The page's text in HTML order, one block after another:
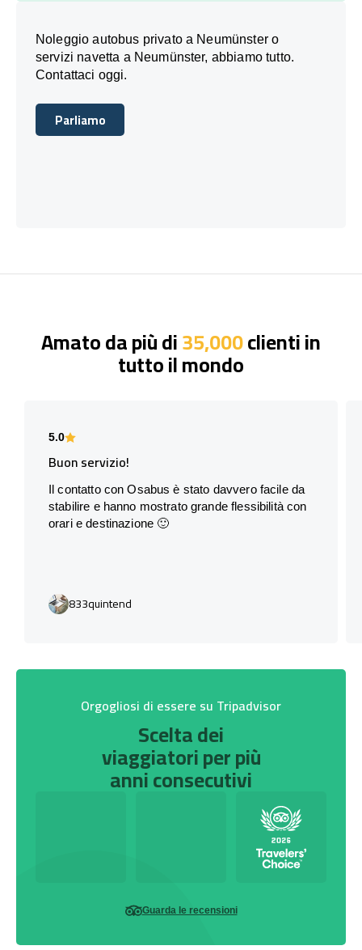
Noleggio autobus privato a Neumünster o
servizi navetta a Neumünster, abbiamo tutto.
Contattaci oggi.
Parliamo
Parliamo
Amato da più di35,000clienti in
tutto il mondo
5.0
Buon servizio!
Il contatto con Osabus è stato davvero facile da
stabilire e hanno mostrato grande flessibilità con
orari e destinazione 🙂
833quintend
Orgogliosi di essere su Tripadvisor
Scelta dei
viaggiatori per più
anni consecutivi
Guarda le recensioni